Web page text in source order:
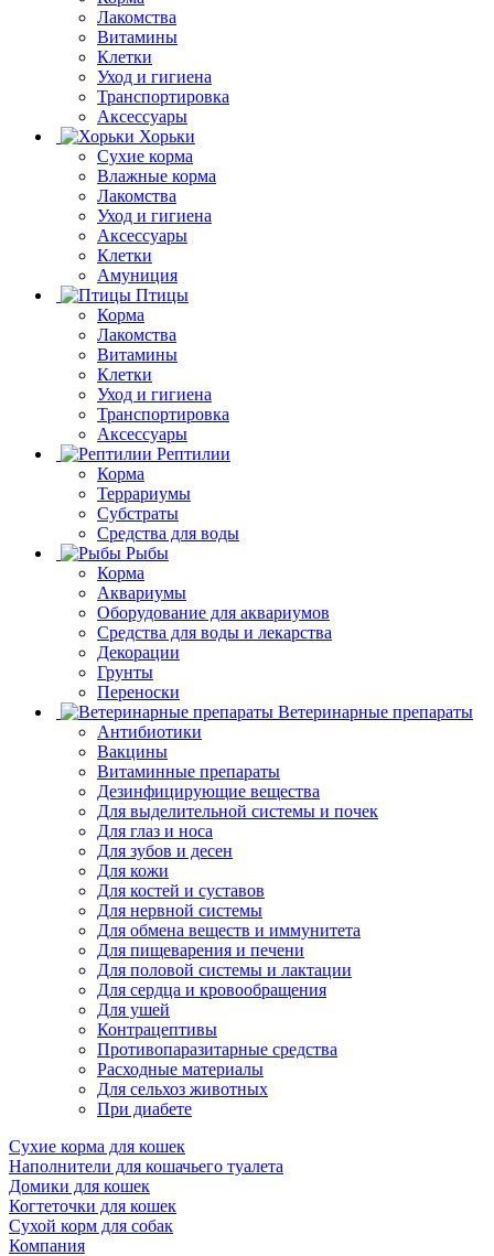
Лакомства
Витамины
Клетки
Уход и гигиена
Транспортировка
Аксессуары
Хорьки
Сухие корма
Влажные корма
Лакомства
Уход и гигиена
Аксессуары
Клетки
Амуниция
Птицы
Корма
Лакомства
Витамины
Клетки
Уход и гигиена
Транспортировка
Аксессуары
Рептилии
Корма
Террариумы
Субстраты
Средства для воды
Рыбы
Корма
Аквариумы
Оборудование для аквариумов
Средства для воды и лекарства
Декорации
Грунты
Переноски
Ветеринарные препараты
Антибиотики
Вакцины
Витаминные препараты
Дезинфицирующие вещества
Для выделительной системы и почек
Для глаз и носа
Для зубов и десен
Для кожи
Для костей и суставов
Для нервной системы
Для обмена веществ и иммунитета
Для пищеварения и печени
Для половой системы и лактации
Для сердца и кровообращения
Для ушей
Контрацептивы
Противопаразитарные средства
Расходные материалы
Для сельхоз животных
При диабете
Сухие корма для кошек
Наполнители для кошачьего туалета
Домики для кошек
Когтеточки для кошек
Сухой корм для собак
Компания